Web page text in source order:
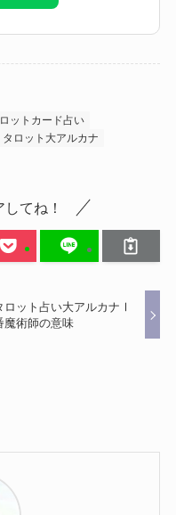
ットカード占い
タロット大アルカナ
てね！
ロット占い大アルカナⅠ
魔術師の意味